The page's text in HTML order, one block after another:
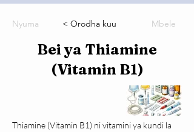
Nyuma < Orodha kuu Mbele
Bei ya Thiamine
(Vitamin B1)
Thiamine (Vitamin B1) ni vitamini ya kundi la